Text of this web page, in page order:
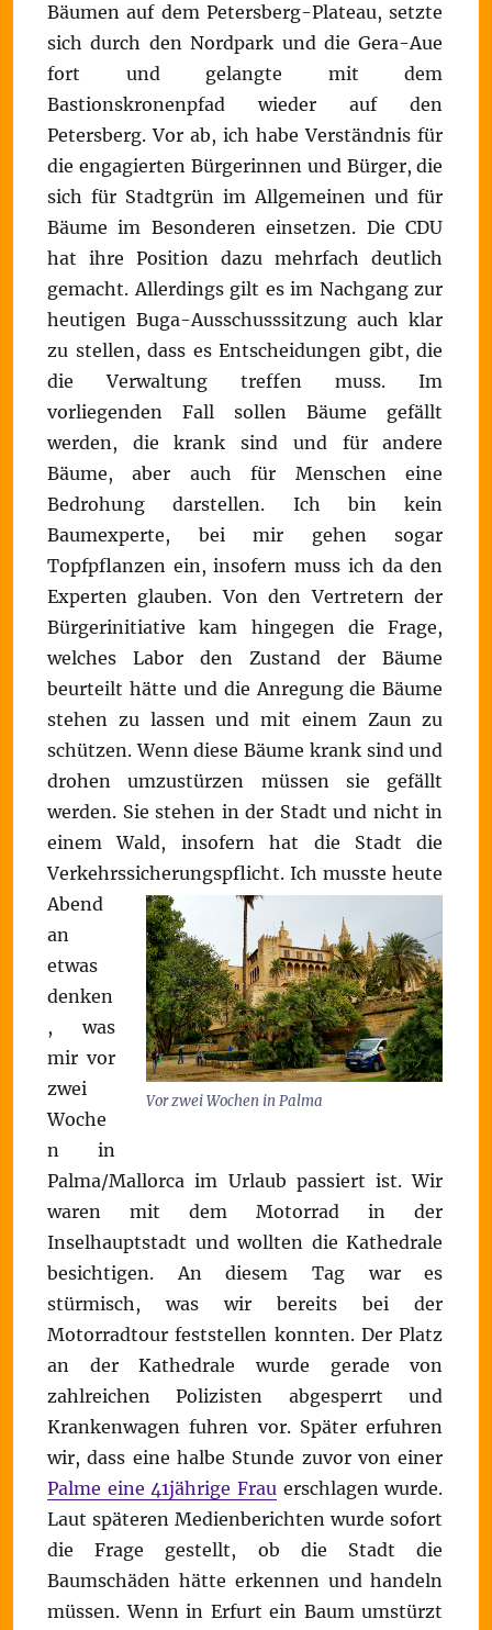
Bäumen auf dem Petersberg-Plateau, setzte
sich durch den Nordpark und die Gera-Aue
fort und gelangte mit dem
Bastionskronenpfad wieder auf den
Petersberg. Vor ab, ich habe Verständnis für
die engagierten Bürgerinnen und Bürger, die
sich für Stadtgrün im Allgemeinen und für
Bäume im Besonderen einsetzen. Die CDU
hat ihre Position dazu mehrfach deutlich
gemacht. Allerdings gilt es im Nachgang zur
heutigen Buga-Ausschusssitzung auch klar
zu stellen, dass es Entscheidungen gibt, die
die Verwaltung treffen muss. Im
vorliegenden Fall sollen Bäume gefällt
werden, die krank sind und für andere
Bäume, aber auch für Menschen eine
Bedrohung darstellen. Ich bin kein
Baumexperte, bei mir gehen sogar
Topfpflanzen ein, insofern muss ich da den
Experten glauben. Von den Vertretern der
Bürgerinitiative kam hingegen die Frage,
welches Labor den Zustand der Bäume
beurteilt hätte und die Anregung die Bäume
stehen zu lassen und mit einem Zaun zu
schützen. Wenn diese Bäume krank sind und
drohen umzustürzen müssen sie gefällt
werden. Sie stehen in der Stadt und nicht in
einem Wald, insofern hat die Stadt die
Verkehrssicherungspflicht.
Vor zwei Wochen in Palma
Ich musste heute
Abend
an
etwas
denken
, was
mir vor
zwei
Woche
n in
Palma/Mallorca im Urlaub passiert ist. Wir
waren mit dem Motorrad in der
Inselhauptstadt und wollten die Kathedrale
besichtigen. An diesem Tag war es
stürmisch, was wir bereits bei der
Motorradtour feststellen konnten. Der Platz
an der Kathedrale wurde gerade von
zahlreichen Polizisten abgesperrt und
Krankenwagen fuhren vor. Später erfuhren
wir, dass eine halbe Stunde zuvor von einer
Palme eine 41jährige Frau erschlagen wurde.
Laut späteren Medienberichten wurde sofort
die Frage gestellt, ob die Stadt die
Baumschäden hätte erkennen und handeln
müssen. Wenn in Erfurt ein Baum umstürzt